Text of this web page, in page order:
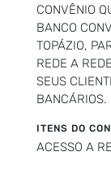
CONVÊNIO
BANCO
TOPÁZIO,
REDE A
SEUS
BANCÁRIOS.
ITENS DO
ACESSO A